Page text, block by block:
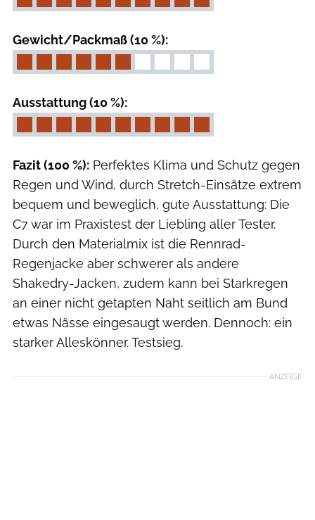
Gewicht/Packmaß (10 %):
Ausstattung (10 %):
Fazit (100 %): Perfektes Klima und Schutz gegen
Regen und Wind, durch Stretch-Einsätze extrem
bequem und beweglich, gute Ausstattung: Die
C7 war im Praxistest der Liebling aller Tester.
Durch den Materialmix ist die Rennrad-
Regenjacke aber schwerer als andere
Shakedry-Jacken, zudem kann bei Starkregen
an einer nicht getapten Naht seitlich am Bund
etwas Nässe eingesaugt werden. Dennoch: ein
starker Alleskönner. Testsieg.
ANZEIGE